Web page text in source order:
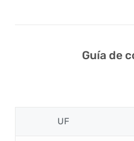
Guía de
UF